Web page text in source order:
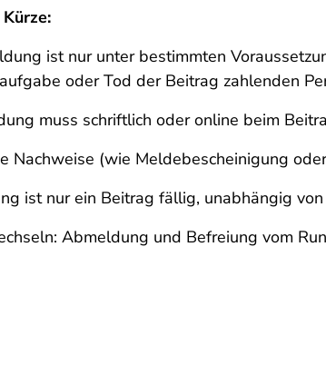
ist nur unter bestimmten
oder Tod der Beitrag zahlenden
muss schriftlich oder online beim
Nachweise (wie Meldebescheinigung
ist nur ein Beitrag fällig, unabhängig
Abmeldung und Befreiung vom